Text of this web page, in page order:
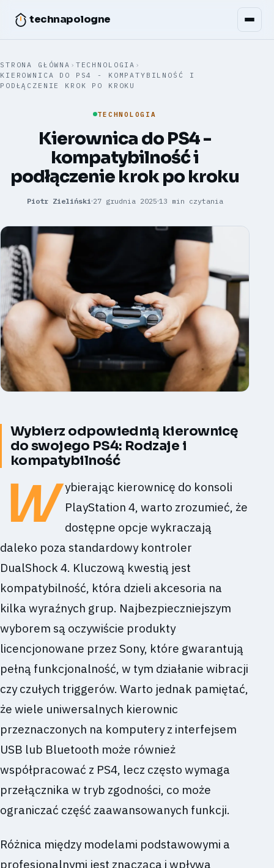
technapologne
STRONA GŁÓWNA › TECHNOLOGIA ›
KIEROWNICA DO PS4 - KOMPATYBILNOŚĆ I
PODŁĄCZENIE KROK PO KROKU
TECHNOLOGIA
Kierownica do PS4 -
kompatybilność i
podłączenie krok po kroku
Piotr Zieliński 27 grudnia 2025 13 min czytania
Wybierz odpowiednią kierownicę
do swojego PS4: Rodzaje i
kompatybilność
W
ybierając kierownicę do konsoli
PlayStation 4, warto zrozumieć, że
dostępne opcje wykraczają
daleko poza standardowy kontroler
DualShock 4. Kluczową kwestią jest
kompatybilność, która dzieli akcesoria na
kilka wyraźnych grup. Najbezpieczniejszym
wyborem są oczywiście produkty
licencjonowane przez Sony, które gwarantują
pełną funkcjonalność, w tym działanie wibracji
czy czułych triggerów. Warto jednak pamiętać,
że wiele uniwersalnych kierownic
przeznaczonych na komputery z interfejsem
USB lub Bluetooth może również
współpracować z PS4, lecz często wymaga
przełącznika w tryb zgodności, co może
ograniczać część zaawansowanych funkcji.
Różnica między modelami podstawowymi a
profesjonalnymi jest znacząca i wpływa